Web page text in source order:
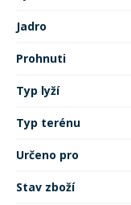
Jadro
Prohnuti
Typ lyží
Typ terénu
Určeno pro
Stav zboží